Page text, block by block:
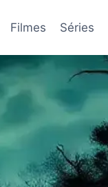
Filmes Séries